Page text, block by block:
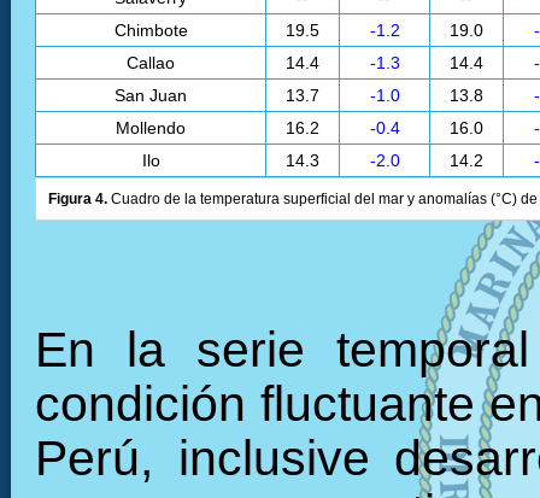
Chimbote
19.5 -1.2 19.0
Callao
14.4 -1.3 14.4
San Juan
13.7 -1.0 13.8
Mollendo
16.2 -0.4 16.0
Ilo
14.3 -2.0 14.2
Figura 4. Cuadro de la temperatura superficial del mar y anomalías (°C)
En la serie
condición fluctuante
Perú, inclusive